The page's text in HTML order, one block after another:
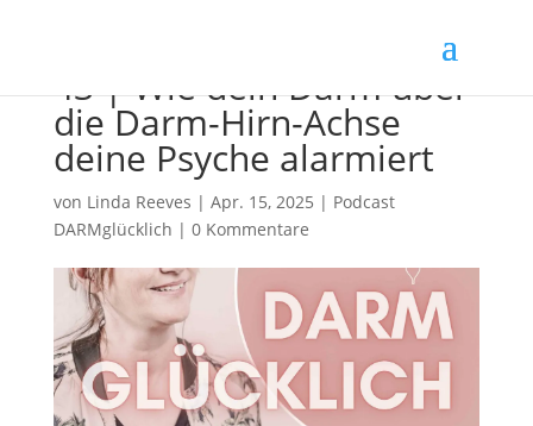
43 | Wie dein Darm über
die Darm-Hirn-Achse
deine Psyche alarmiert
von Linda Reeves | Apr. 15, 2025 | Podcast
DARMglücklich | 0 Kommentare